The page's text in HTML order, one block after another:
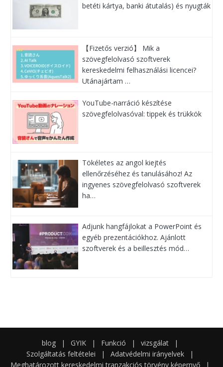
betéti kártya, banki átutalás) és nyugták
【Fizetős verzió】 Mik a
szövegfelolvasó szoftverek
kereskedelmi felhasználási licencei?
Utánajártam …
YouTube-narráció készítése
szövegfelolvasóval: tippek és trükkök
Tökéletes az angol kiejtés
ellenőrzéséhez és tanulásához! Az
ingyenes szövegfelolvasó szoftverek
ha…
Adjunk hangfájlokat a PowerPoint és
egyéb prezentációkhoz. Ajánlott
szoftverek és a beillesztés mód…
blog | GYIK | Funkció | vizsgálat
|
Szolgáltatás feltételei
| Adatvédelmi irányelvek
|
Meghatározott kereskedelmi tranzakciós törvény képernyő
|